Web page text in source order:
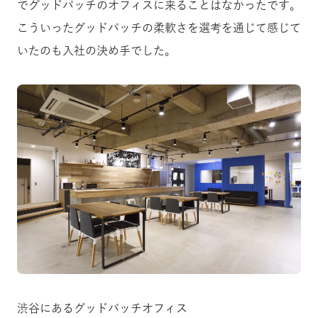
でグッドパッチのオフィスに来ることはなかったです。
こういったグッドパッチの柔軟さを選考を通じて感じて
いたのも入社の決め手でした。
渋谷にあるグッドパッチオフィス